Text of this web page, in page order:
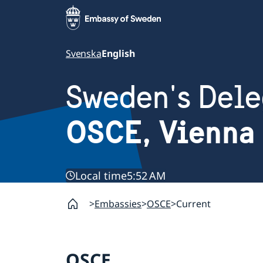
SvenskaEnglish
Sweden's
OSCE, Vienna
Local time5:52 AM
Embassies OSCE Current